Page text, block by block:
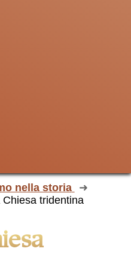
nella storia
Chiesa tridentina